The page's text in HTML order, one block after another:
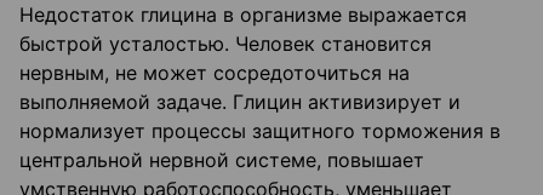
Недостаток глицина в организме выражается
быстрой усталостью. Человек становится
нервным, не может сосредоточиться на
выполняемой задаче. Глицин активизирует и
нормализует процессы защитного торможения в
центральной нервной системе, повышает
умственную работоспособность, уменьшает